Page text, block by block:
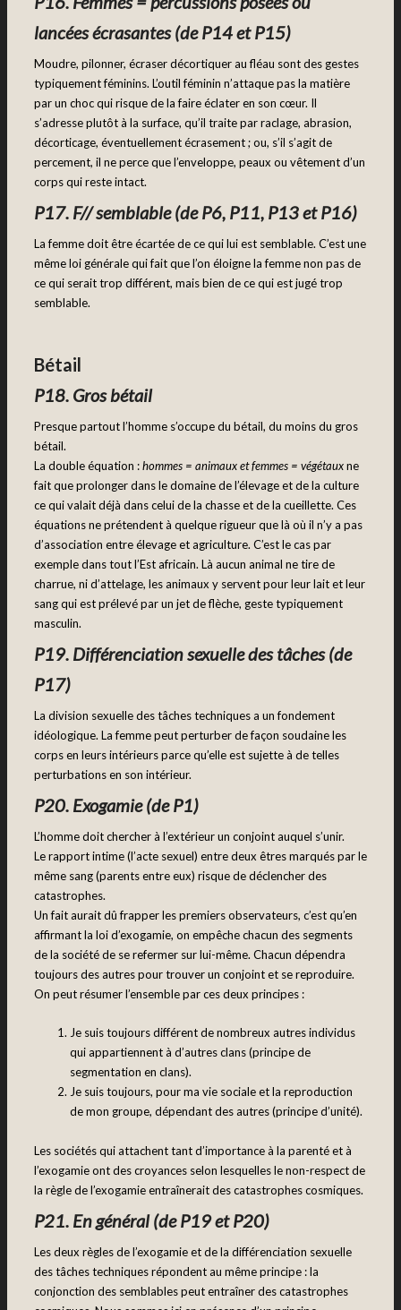
lancées écrasantes (de P14 et P15)
Moudre, pilonner, écraser décortiquer au fléau sont des gestes
typiquement féminins. L’outil féminin n’attaque pas la matière
par un choc qui risque de la faire éclater en son cœur. Il
s’adresse plutôt à la surface, qu’il traite par raclage, abrasion,
décorticage, éventuellement écrasement ; ou, s’il s’agit de
percement, il ne perce que l’enveloppe, peaux ou vêtement d’un
corps qui reste intact.
P17. F// semblable (de P6, P11, P13 et P16)
La femme doit être écartée de ce qui lui est semblable. C’est une
même loi générale qui fait que l’on éloigne la femme non pas de
ce qui serait trop différent, mais bien de ce qui est jugé trop
semblable.
Bétail
P18. Gros bétail
Presque partout l’homme s’occupe du bétail, du moins du gros
bétail.
La double équation :hommes = animaux et femmes = végétauxne
fait que prolonger dans le domaine de l’élevage et de la culture
ce qui valait déjà dans celui de la chasse et de la cueillette. Ces
équations ne prétendent à quelque rigueur que là où il n’y a pas
d’association entre élevage et agriculture. C’est le cas par
exemple dans tout l’Est africain. Là aucun animal ne tire de
charrue, ni d’attelage, les animaux y servent pour leur lait et leur
sang qui est prélevé par un jet de flèche, geste typiquement
masculin.
P19. Différenciation sexuelle des tâches (de
P17)
La division sexuelle des tâches techniques a un fondement
idéologique. La femme peut perturber de façon soudaine les
corps en leurs intérieurs parce qu’elle est sujette à de telles
perturbations en son intérieur.
P20. Exogamie (de P1)
L’homme doit chercher à l’extérieur un conjoint auquel s’unir.
Le rapport intime (l’acte sexuel) entre deux êtres marqués par le
même sang (parents entre eux) risque de déclencher des
catastrophes.
Un fait aurait dû frapper les premiers observateurs, c’est qu’en
affirmant la loi d’exogamie, on empêche chacun des segments
de la société de se refermer sur lui-même. Chacun dépendra
toujours des autres pour trouver un conjoint et se reproduire.
On peut résumer l’ensemble par ces deux principes :
Je suis toujours différent de nombreux autres individus
qui appartiennent à d’autres clans (principe de
segmentation en clans).
Je suis toujours, pour ma vie sociale et la reproduction
de mon groupe, dépendant des autres (principe d’unité).
Les sociétés qui attachent tant d’importance à la parenté et à
l’exogamie ont des croyances selon lesquelles le non-respect de
la règle de l’exogamie entraînerait des catastrophes cosmiques.
P21. En général (de P19 et P20)
Les deux règles de l’exogamie et de la différenciation sexuelle
des tâches techniques répondent au même principe : la
conjonction des semblables peut entraîner des catastrophes